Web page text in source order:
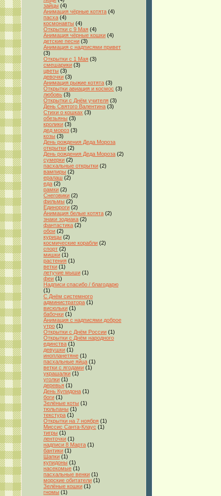
зайцы (4)
Анимация чёрные котята (4)
пасха (4)
космонавты (4)
Открытки с 9 Мая (4)
Анимация чёрные кошки (4)
детские песни (3)
Анимация с надписями привет
(3)
Открытки с 1 Мая (3)
смешарики (3)
цветы (3)
девочки (3)
Анимация рыжие котята (3)
Открытки авиация и космос (3)
любовь (3)
Открытки с Днём учителя (3)
День Святого Валентина (3)
Стихи о кошках (3)
обезьяны (3)
кролики (3)
дед мороз (3)
козы (3)
День рождения Деда Мороза
открытки (2)
День рождения Деда Мороза (2)
сумерки (2)
пасхальные открытки (2)
вампиры (2)
ералаш (2)
еда (2)
рамки (2)
Снеговики (2)
фильмы (2)
Единороги (2)
Анимация белые котята (2)
знаки зодиака (2)
фантастика (2)
обои (2)
курицы (2)
космические корабли (2)
спорт (2)
мишки (1)
растения (1)
ветки (1)
летучие мыши (1)
феи (1)
Надписи спасибо / благодарю
(1)
С Днём системного
администратора (1)
висюльки (1)
бабочки (1)
Анимация с надписями доброе
утро (1)
Открытки с Днём России (1)
Открытки с Днём народного
единства (1)
девушки (1)
инопланетяне (1)
пасхальные яйца (1)
ветки с ягодами (1)
украшалки (1)
уголки (1)
деревья (1)
День Купидона (1)
боги (1)
Зелёные коты (1)
тюльпаны (1)
текстура (1)
Открытки на 7 ноября (1)
Миссис Санта-Клаус (1)
тигры (1)
ленточки (1)
надписи 8 Марта (1)
бантики (1)
Шапки (1)
купидоны (1)
насекомые (1)
пасхальные венки (1)
морские обитатели (1)
Зелёные кошки (1)
гномы (1)